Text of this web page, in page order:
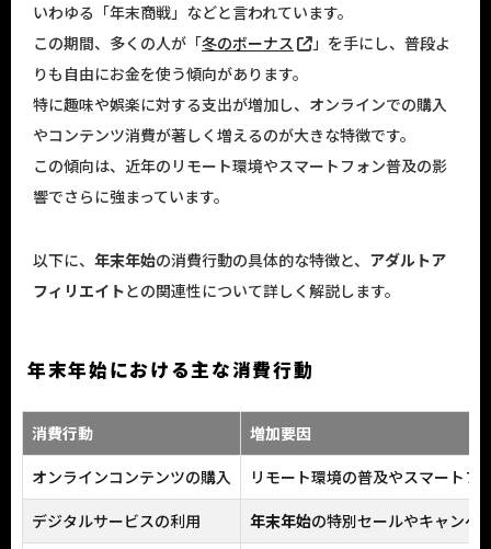
いわゆる「年末商戦」などと言われています。
この期間、多くの人が「冬のボーナス
」を手にし、普段よ
りも自由にお金を使う傾向があります。
特に趣味や娯楽に対する支出が増加し、オンラインでの購入
やコンテンツ消費が著しく増えるのが大きな特徴です。
この傾向は、近年のリモート環境やスマートフォン普及の影
響でさらに強まっています。
以下に、 年末年始の消費行動の具体的な特徴と、 アダルトア
フィリエイトとの関連性について詳しく解説します。
年末年始における主な消費行動
消費行動
増加要因
オンラインコンテンツの購入
リモート環境の普及やスマートフ
デジタルサービスの利用
年末年始の特別セールやキャンペ